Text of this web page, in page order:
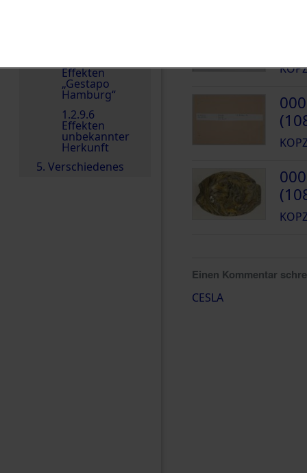
Effekten
„Gestapo
Hamburg“
1.2.9.6
Effekten
unbekannter
Herkunft
5. Verschiedenes
Einen Kommentar
CESLA